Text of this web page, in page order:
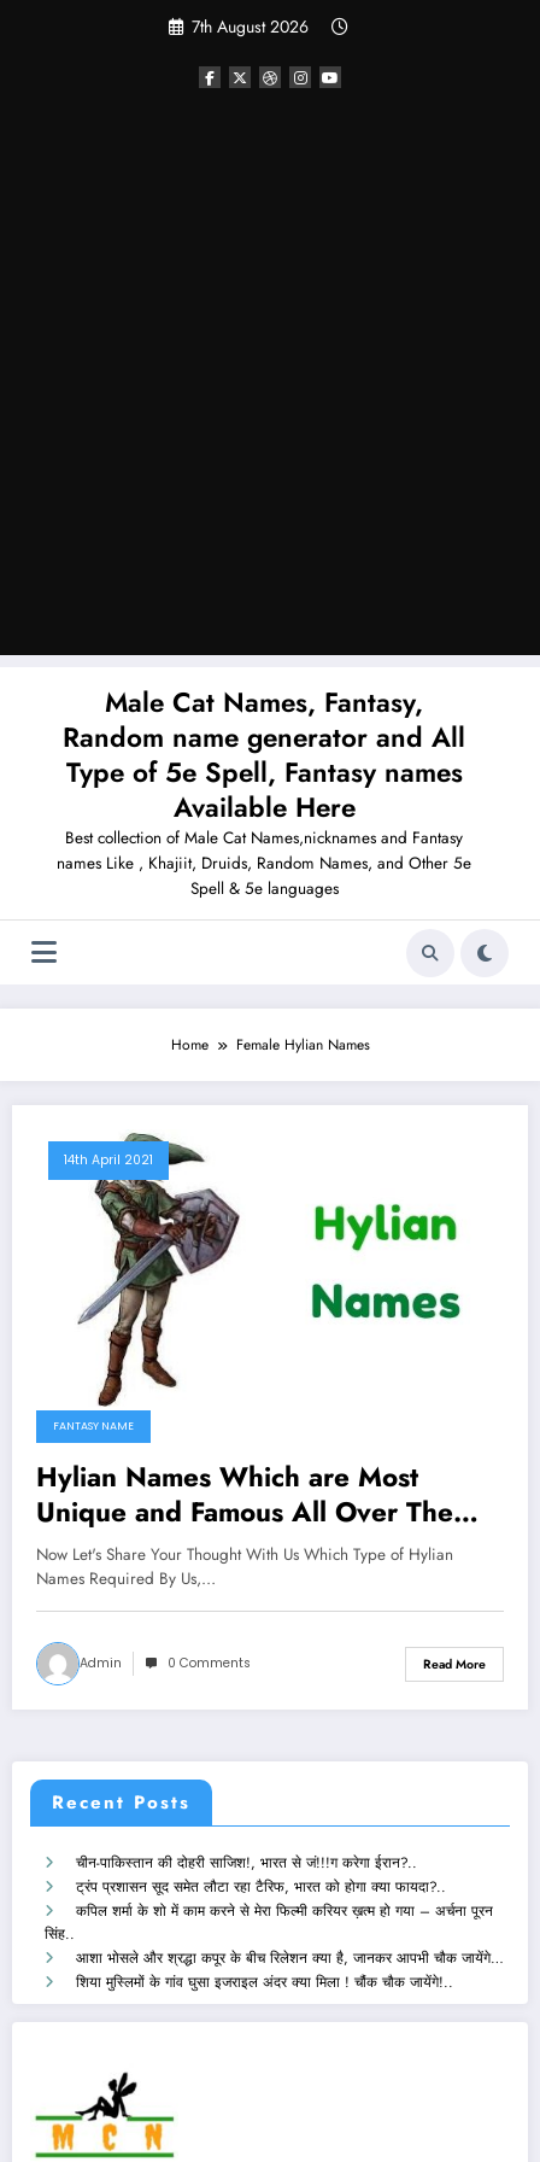
7th August 2026
Male Cat Names, Fantasy,
Random name generator and All
Type of 5e Spell, Fantasy names
Available Here
Best collection of Male Cat Names,nicknames and Fantasy
names Like , Khajiit, Druids, Random Names, and Other 5e
Spell & 5e languages
Home Female Hylian Names
14th April 2021
FANTASY NAME
Hylian Names Which are Most
Unique and Famous All Over The
Worlds
Now Let's Share Your Thought With Us Which Type of Hylian
Names Required By Us,…
Admin 0 Comments Read More
Recent Posts
चीन-पाकिस्तान की दोहरी साजिश!, भारत से जं!!!ग करेगा ईरान?..
ट्रंप प्रशासन सूद समेत लौटा रहा टैरिफ, भारत को होगा क्या फायदा?..
कपिल शर्मा के शो में काम करने से मेरा फिल्मी करियर ख़त्म हो गया – अर्चना पूरन
सिंह..
आशा भोसले और श्रद्धा कपूर के बीच रिलेशन क्या है, जानकर आपभी चौक जायेंगे…
शिया मुस्लिमों के गांव घुसा इजराइल अंदर क्या मिला ! चौंक चौक जायेंगे!..